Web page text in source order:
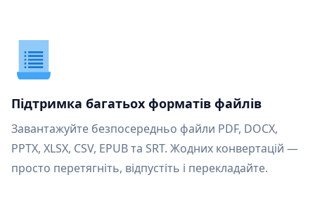
Підтримка багатьох форматів файлів
Завантажуйте безпосередньо файли PDF, DOCX,
PPTX, XLSX, CSV, EPUB та SRT. Жодних конвертацій —
просто перетягніть, відпустіть і перекладайте.